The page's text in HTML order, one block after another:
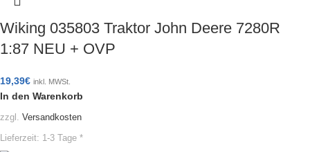
Wiking 035803 Traktor John Deere 7280R
1:87 NEU + OVP
19,39€ inkl. MWSt.
In den Warenkorb
zzgl. Versandkosten
Lieferzeit: 1-3 Tage *